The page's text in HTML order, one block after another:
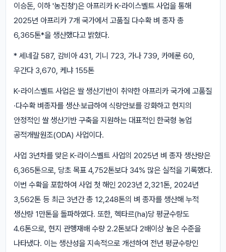
이승돈, 이하 '농진청')은 아프리카 K-라이스벨트 사업을 통해
2025년 아프리카 7개 국가에서 고품질 다수확 벼 종자 총
6,365톤*을 생산했다고 밝혔다.
* 세네갈 587, 감비아 431, 기니 723, 가나 739, 카메룬 60,
우간다 3,670, 케냐 155톤
K-라이스벨트 사업은 쌀 생산기반이 취약한 아프리카 국가에 고품질
·다수확 벼종자를 생산·보급하여 식량안보를 강화하고 현지의
안정적인 쌀 생산기반 구축을 지원하는 대표적인 한국형 농업
공적개발원조(ODA) 사업이다.
사업 3년차를 맞은 K-라이스벨트 사업의 2025년 벼 종자 생산량은
6,365톤으로, 당초 목표 4,752톤보다 34% 많은 실적을 기록했다.
이번 수확을 포함하여 사업 첫 해인 2023년 2,321톤, 2024년
3,562톤 등 최근 3년간 총 12,248톤의 벼 종자를 생산해 누적
생산량 1만톤을 돌파하였다. 또한, 헥타르(ha)당 평균수량도
4.6톤으로, 현지 관행재배 수량 2.2톤보다 2배이상 높은 수준을
나타냈다. 이는 생산성을 지속적으로 개선하여 전년 평균수량인